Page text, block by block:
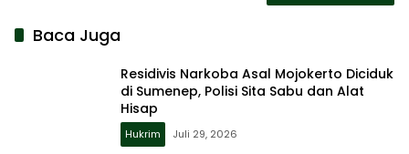
Baca Juga
Residivis Narkoba Asal Mojokerto Diciduk
di Sumenep, Polisi Sita Sabu dan Alat
Hisap
Hukrim Juli 29, 2026